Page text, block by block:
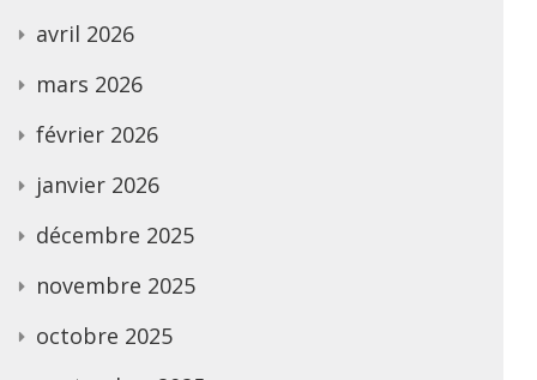
avril 2026
mars 2026
février 2026
janvier 2026
décembre 2025
novembre 2025
octobre 2025